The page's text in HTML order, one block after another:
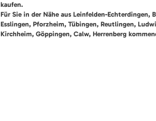
kaufen.
Für Sie in der Nähe aus Leinfelden-
Esslingen, Pforzheim, Tübingen, Reutlingen,
Kirchheim, Göppingen, Calw, Herrenberg